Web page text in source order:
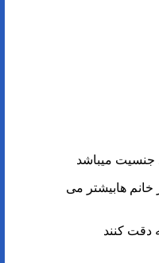
جنسیت میباشد
خانم هابیشتر می
دقت کنند